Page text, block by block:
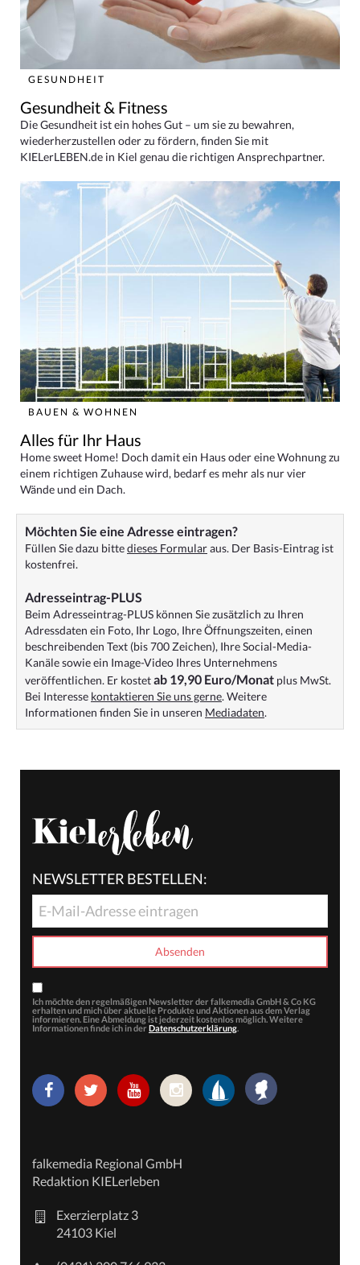
GESUNDHEIT
Gesundheit & Fitness
Die Gesundheit ist ein hohes Gut – um sie zu bewahren,
wiederherzustellen oder zu fördern, finden Sie mit
KIELerLEBEN.de in Kiel genau die richtigen Ansprechpartner.
BAUEN & WOHNEN
Alles für Ihr Haus
Home sweet Home! Doch damit ein Haus oder eine Wohnung zu
einem richtigen Zuhause wird, bedarf es mehr als nur vier
Wände und ein Dach.
Möchten Sie eine Adresse eintragen?
Füllen Sie dazu bittedieses Formularaus. Der Basis-Eintrag ist
kostenfrei.
Adresseintrag-PLUS
Beim Adresseintrag-PLUS können Sie zusätzlich zu Ihren
Adressdaten ein Foto, Ihr Logo, Ihre Öffnungszeiten, einen
beschreibenden Text (bis 700 Zeichen), Ihre Social-Media-
Kanäle sowie ein Image-Video Ihres Unternehmens
veröffentlichen. Er kostetab 19,90 Euro/Monat plus MwSt.
Bei Interesse kontaktieren Sie uns gerne. Weitere
Informationen finden Sie in unseren Mediadaten.
NEWSLETTER BESTELLEN:
Ich möchte den regelmäßigen Newsletter der falkemedia GmbH & Co KG
erhalten und mich über aktuelle Produkte und Aktionen aus dem Verlag
informieren. Eine Abmeldung ist jederzeit kostenlos möglich. Weitere
Informationen finde ich in der Datenschutzerklärung.
falkemedia Regional GmbH
Redaktion KIELerleben
Exerzierplatz 3
24103 Kiel